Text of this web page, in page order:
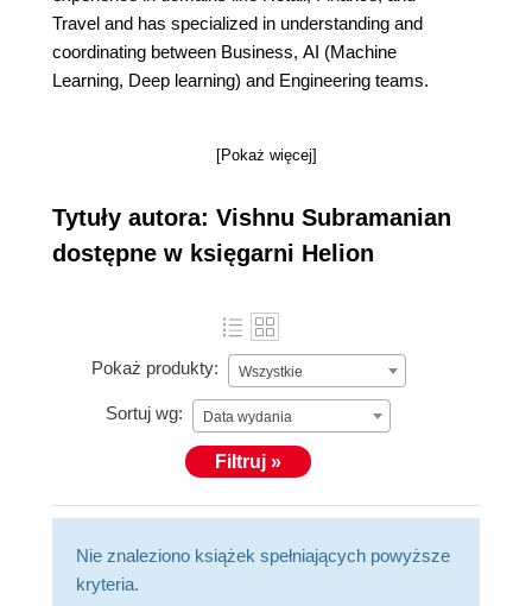
Travel and has specialized in understanding and
coordinating between Business, AI (Machine
Learning, Deep learning) and Engineering teams.
[Pokaż więcej]
Tytuły autora: Vishnu Subramanian
dostępne w księgarni Helion
Pokaż produkty: Wszystkie
Sortuj wg: Data wydania
Filtruj »
Nie znaleziono książek spełniających powyższe
kryteria.